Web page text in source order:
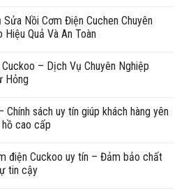
Sửa Nồi Cơm Điện Cuchen Chuyên
Quả Và An Toàn
– Dịch Vụ Chuyên Nghiệp
Hỏng
Chính sách uy tín giúp khách hàng yên
cao cấp
điện Cuckoo uy tín – Đảm bảo chất
tin cậy